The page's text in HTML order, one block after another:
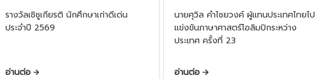
รางวัลเชิชูเกียรติ นักศึกษาเก่าดีเด่น
ประจำปี 2569
อ่านต่อ
นายศุวิล คำไชยวงค์ ผู้แทนประเทศไทยไป
แข่งขันภาษาศาสตร์โอลิมปิกระหว่าง
ประเทศ ครั้งที่ 23
อ่านต่อ